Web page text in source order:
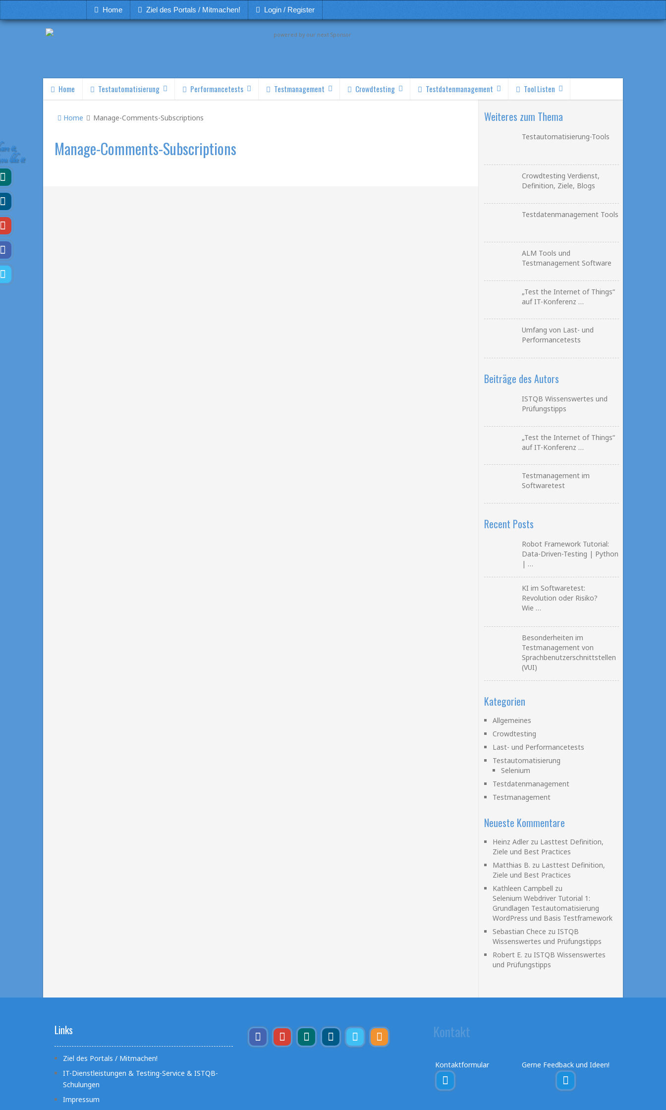
Home Ziel des Portals / Mitmachen! Login / Register
powered by our next Sponsor
Home Testautomatisierung Performancetests Testmanagement Crowdtesting Testdatenmanagement Tool Listen
Home Manage-Comments-Subscriptions
Manage-Comments-Subscriptions
it,
like it
Weiteres zum Thema
Testautomatisierung-Tools
Crowdtesting Verdienst,
Definition, Ziele, Blogs
Testdatenmanagement Tools
ALM Tools und
Testmanagement Software
„Test the Internet of Things“
auf IT-Konferenz …
Umfang von Last- und
Performancetests
Beiträge des Autors
ISTQB Wissenswertes und
Prüfungstipps
„Test the Internet of Things“
auf IT-Konferenz …
Testmanagement im
Softwaretest
Recent Posts
Robot Framework Tutorial:
Data-Driven-Testing | Python
| …
KI im Softwaretest:
Revolution oder Risiko?
Wie …
Besonderheiten im
Testmanagement von
Sprachbenutzerschnittstellen
(VUI)
Kategorien
Allgemeines
Crowdtesting
Last- und Performancetests
Testautomatisierung
Selenium
Testdatenmanagement
Testmanagement
Neueste Kommentare
Heinz Adler zu Lasttest Definition,
Ziele und Best Practices
Matthias B. zu Lasttest Definition,
Ziele und Best Practices
Kathleen Campbell zu
Selenium Webdriver Tutorial 1:
Grundlagen Testautomatisierung
WordPress und Basis Testframework
Sebastian Chece zuISTQB
Wissenswertes und Prüfungstipps
Robert E. zuISTQB Wissenswertes
und Prüfungstipps
Links
Ziel des Portals / Mitmachen!
IT-Dienstleistungen & Testing-Service & ISTQB-
Schulungen
Impressum
Kontakt
Kontaktformular Gerne Feedback und Ideen!